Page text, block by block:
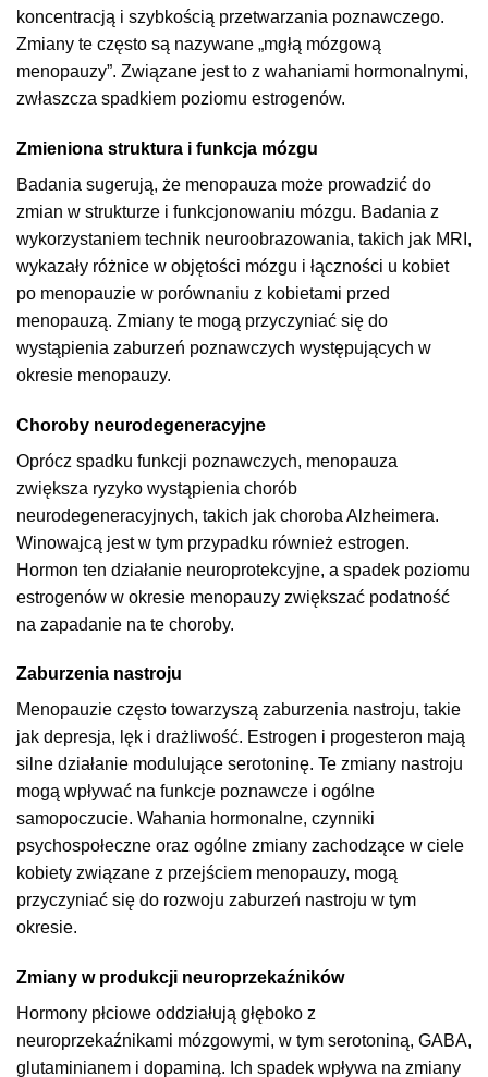
koncentracją i szybkością przetwarzania poznawczego.
Zmiany te często są nazywane „mgłą mózgową
menopauzy”. Związane jest to z wahaniami hormonalnymi,
zwłaszcza spadkiem poziomu estrogenów.
Zmieniona struktura i funkcja mózgu
Badania sugerują, że menopauza może prowadzić do
zmian w strukturze i funkcjonowaniu mózgu. Badania z
wykorzystaniem technik neuroobrazowania, takich jak MRI,
wykazały różnice w objętości mózgu i łączności u kobiet
po menopauzie w porównaniu z kobietami przed
menopauzą. Zmiany te mogą przyczyniać się do
wystąpienia zaburzeń poznawczych występujących w
okresie menopauzy.
Choroby neurodegeneracyjne
Oprócz spadku funkcji poznawczych, menopauza
zwiększa ryzyko wystąpienia chorób
neurodegeneracyjnych, takich jak choroba Alzheimera.
Winowajcą jest w tym przypadku również estrogen.
Hormon ten działanie neuroprotekcyjne, a spadek poziomu
estrogenów w okresie menopauzy zwiększać podatność
na zapadanie na te choroby.
Zaburzenia nastroju
Menopauzie często towarzyszą zaburzenia nastroju, takie
jak depresja, lęk i drażliwość. Estrogen i progesteron mają
silne działanie modulujące serotoninę. Te zmiany nastroju
mogą wpływać na funkcje poznawcze i ogólne
samopoczucie. Wahania hormonalne, czynniki
psychospołeczne oraz ogólne zmiany zachodzące w ciele
kobiety związane z przejściem menopauzy, mogą
przyczyniać się do rozwoju zaburzeń nastroju w tym
okresie.
Zmiany w produkcji neuroprzekaźników
Hormony płciowe oddziałują głęboko z
neuroprzekaźnikami mózgowymi, w tym serotoniną, GABA,
glutaminianem i dopaminą. Ich spadek wpływa na zmiany